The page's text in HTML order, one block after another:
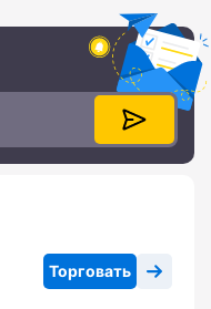
Торговать